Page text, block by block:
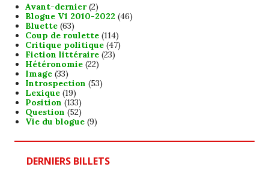
Avant-dernier(2)
Blogue V1 2010-2022 (46)
Bluette(63)
Coup de roulette(114)
Critique politique(47)
Fiction littéraire(23)
Hétéronomie(22)
Image(33)
Introspection (53)
Lexique(19)
Position (133)
Question (52)
Vie du blogue(9)
DERNIERS BILLETS